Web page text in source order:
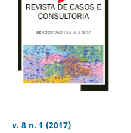
v. 8 n. 1 (2017)